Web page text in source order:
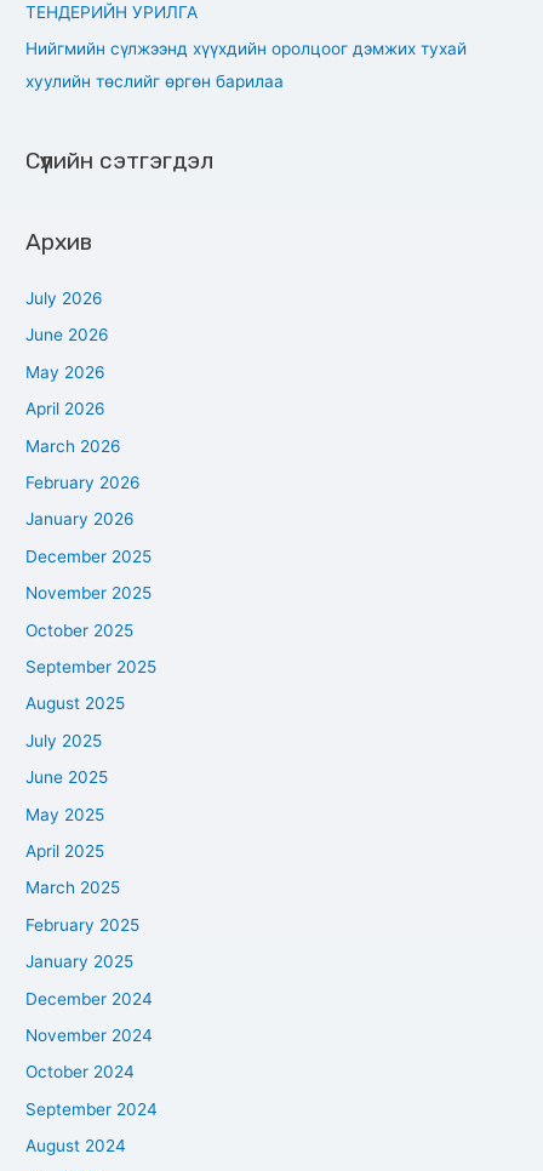
ТЕНДЕРИЙН УРИЛГА
Нийгмийн сүлжээнд хүүхдийн оролцоог дэмжих тухай
хуулийн төслийг өргөн барилаа
Сүүлийн сэтгэгдэл
Архив
July 2026
June 2026
May 2026
April 2026
March 2026
February 2026
January 2026
December 2025
November 2025
October 2025
September 2025
August 2025
July 2025
June 2025
May 2025
April 2025
March 2025
February 2025
January 2025
December 2024
November 2024
October 2024
September 2024
August 2024